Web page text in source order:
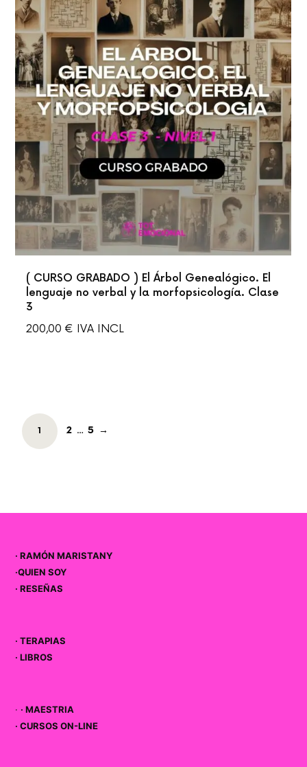
( CURSO GRABADO ) El Árbol Genealógico. El
lenguaje no verbal y la morfopsicología. Clase
3
200,00 € IVA INCL
PRODUCT
NAVIGATION
PAGE
1 PAGE
2 … PAGE
5 →
·RAMÓN MARISTANY
·QUIEN SOY
·RESEÑAS
·TERAPIAS
·LIBROS
· · MAESTRIA
·CURSOS ON-LINE